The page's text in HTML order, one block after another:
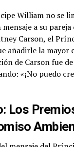
William no se
a su pareja
Carson, el
añadirle la mayor
de Carson fue
«¡No puedo
Los